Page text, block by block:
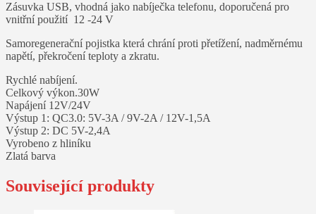
Zásuvka USB, vhodná jako nabíječka telefonu, doporučená pro
vnitřní použití 12 -24 V
Samoregenerační pojistka která chrání proti přetížení, nadměrnému
napětí, překročení teploty a zkratu.
Rychlé nabíjení.
Celkový výkon.30W
Napájení 12V/24V
Výstup 1: QC3.0: 5V-3A / 9V-2A / 12V-1,5A
Výstup 2: DC 5V-2,4A
Vyrobeno z hliníku
Zlatá barva
Související produkty